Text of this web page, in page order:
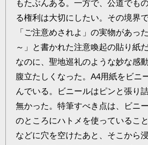
もたぶんある。一方で、公道でも
る権利は大切にしたい。その境界
「ご注意めされよ」の実物があっ
～」と書かれた注意喚起の貼り紙
なのに、聖地巡礼のような妙な感
腹立たしくなった。A4用紙をビニ
んでいる。ビニールはピンと張り
無かった。特筆すべき点は、ビニ
のところにハトメを使っているこ
などに穴を空けたあと、そこから